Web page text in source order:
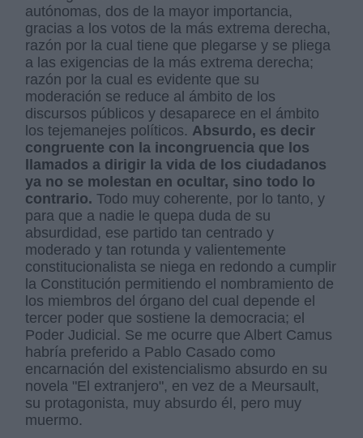
autónomas, dos de la mayor importancia,
gracias a los votos de la más extrema derecha,
razón por la cual tiene que plegarse y se pliega
a las exigencias de la más extrema derecha;
razón por la cual es evidente que su
moderación se reduce al ámbito de los
discursos públicos y desaparece en el ámbito
los tejemanejes políticos. Absurdo, es decir
congruente con la incongruencia que los
llamados a dirigir la vida de los ciudadanos
ya no se molestan en ocultar, sino todo lo
contrario.Todo muy coherente, por lo tanto, y
para que a nadie le quepa duda de su
absurdidad, ese partido tan centrado y
moderado y tan rotunda y valientemente
constitucionalista se niega en redondo a cumplir
la Constitución permitiendo el nombramiento de
los miembros del órgano del cual depende el
tercer poder que sostiene la democracia; el
Poder Judicial. Se me ocurre que Albert Camus
habría preferido a Pablo Casado como
encarnación del existencialismo absurdo en su
novela "El extranjero", en vez de a Meursault,
su protagonista, muy absurdo él, pero muy
muermo.